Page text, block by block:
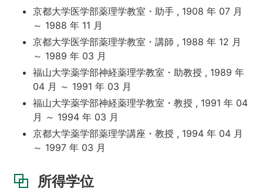
京都大学医学部薬理学教室・助手 , 1908 年 07 月
～ 1988 年 11 月
京都大学医学部薬理学教室・講師 , 1988 年 12 月
～ 1989 年 03 月
福山大学薬学部神経薬理学教室・助教授 , 1989 年
04 月 ～ 1991 年 03 月
福山大学薬学部神経薬理学教室・教授 , 1991 年 04
月 ～ 1994 年 03 月
京都大学薬学部薬理学講座・教授 , 1994 年 04 月
～ 1997 年 03 月
所得学位